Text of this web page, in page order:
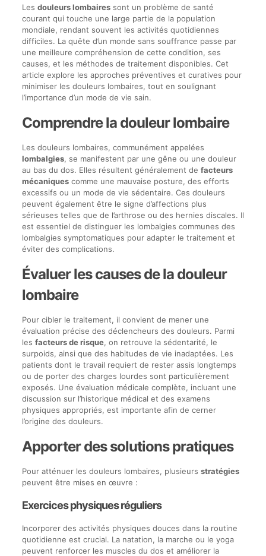
Les douleurs lombairessont un problème de santé
courant qui touche une large partie de la population
mondiale, rendant souvent les activités quotidiennes
difficiles. La quête d’un monde sans souffrance passe par
une meilleure compréhension de cette condition, ses
causes, et les méthodes de traitement disponibles. Cet
article explore les approches préventives et curatives pour
minimiser les douleurs lombaires, tout en soulignant
l’importance d’un mode de vie sain.
Comprendre la douleur lombaire
Les douleurs lombaires, communément appelées
lombalgies, se manifestent par une gêne ou une douleur
au bas du dos. Elles résultent généralement de facteurs
mécaniquescomme une mauvaise posture, des efforts
excessifs ou un mode de vie sédentaire. Ces douleurs
peuvent également être le signe d’affections plus
sérieuses telles que de l’arthrose ou des hernies discales. Il
est essentiel de distinguer les lombalgies communes des
lombalgies symptomatiques pour adapter le traitement et
éviter des complications.
Évaluer les causes de la douleur
lombaire
Pour cibler le traitement, il convient de mener une
évaluation précise des déclencheurs des douleurs. Parmi
les facteurs de risque, on retrouve la sédentarité, le
surpoids, ainsi que des habitudes de vie inadaptées. Les
patients dont le travail requiert de rester assis longtemps
ou de porter des charges lourdes sont particulièrement
exposés. Une évaluation médicale complète, incluant une
discussion sur l’historique médical et des examens
physiques appropriés, est importante afin de cerner
l’origine des douleurs.
Apporter des solutions pratiques
Pour atténuer les douleurs lombaires, plusieurs stratégies
peuvent être mises en œuvre :
Exercices physiques réguliers
Incorporer des activités physiques douces dans la routine
quotidienne est crucial. La natation, la marche ou le yoga
peuvent renforcer les muscles du dos et améliorer la